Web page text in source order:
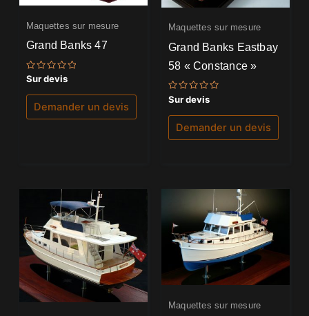
Maquettes sur mesure
Grand Banks 47
Note
0
sur
Sur devis
Demander un devis
Maquettes sur mesure
Grand Banks Eastbay
58 « Constance »
Note
0
sur
Sur devis
Demander un devis
Maquettes sur mesure